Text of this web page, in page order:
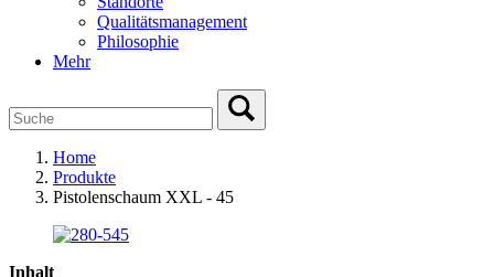
Qualitätsmanagement
Philosophie
Mehr
Home
Produkte
Pistolenschaum XXL - 45
Inhalt